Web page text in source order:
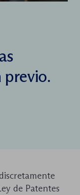
previo.
de Patentes